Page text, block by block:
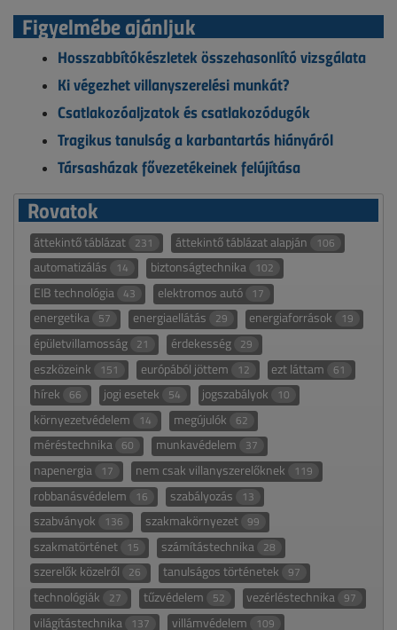
Figyelmébe ajánljuk
Hosszabbítókészletek összehasonlító vizsgálata
Ki végezhet villanyszerelési munkát?
Csatlakozóaljzatok és csatlakozódugók
Tragikus tanulság a karbantartás hiányáról
Társasházak fővezetékeinek felújítása
Rovatok
áttekintő táblázat 231 áttekintő táblázat alapján 106
automatizálás 14 biztonságtechnika 102
EIB technológia 43 elektromos autó 17
energetika 57 energiaellátás 29 energiaforrások 19
épületvillamosság 21 érdekesség 29
eszközeink 151 európából jöttem 12 ezt láttam 61
hírek 66 jogi esetek 54 jogszabályok 10
környezetvédelem 14 megújulók 62
méréstechnika 60 munkavédelem 37
napenergia 17 nem csak villanyszerelőknek 119
robbanásvédelem 16 szabályozás 13
szabványok 136 szakmakörnyezet 99
szakmatörténet 15 számítástechnika 28
szerelők közelről 26 tanulságos történetek 97
technológiák 27 tűzvédelem 52 vezérléstechnika 97
világítástechnika 137 villámvédelem 109